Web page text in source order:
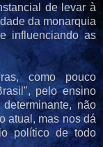
de levar à
da monarquia
influenciando as
como pouco
pelo ensino
não
atual, mas nos dá
político de todo